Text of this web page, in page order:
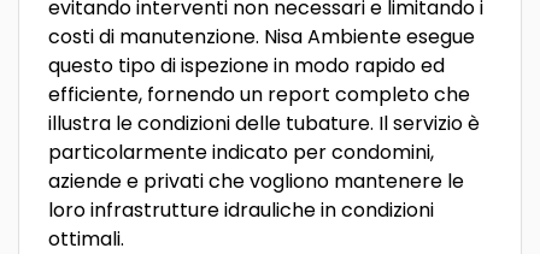
evitando interventi non necessari e limitando i
costi di manutenzione. Nisa Ambiente esegue
questo tipo di ispezione in modo rapido ed
efficiente, fornendo un report completo che
illustra le condizioni delle tubature. Il servizio è
particolarmente indicato per condomini,
aziende e privati che vogliono mantenere le
loro infrastrutture idrauliche in condizioni
ottimali.